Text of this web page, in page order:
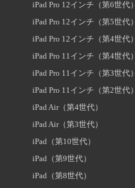
iPad Pro 12インチ（第6世代）
iPad Pro 12インチ（第5世代）
iPad Pro 12インチ（第4世代）
iPad Pro 11インチ（第4世代）
iPad Pro 11インチ（第3世代）
iPad Pro 11インチ（第2世代）
iPad Air（第4世代）
iPad Air（第3世代）
iPad（第10世代）
iPad（第9世代）
iPad（第8世代）